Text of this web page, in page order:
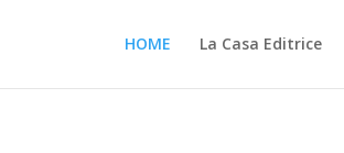
HOME La Casa Editrice